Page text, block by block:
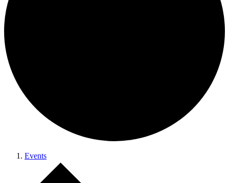
Events